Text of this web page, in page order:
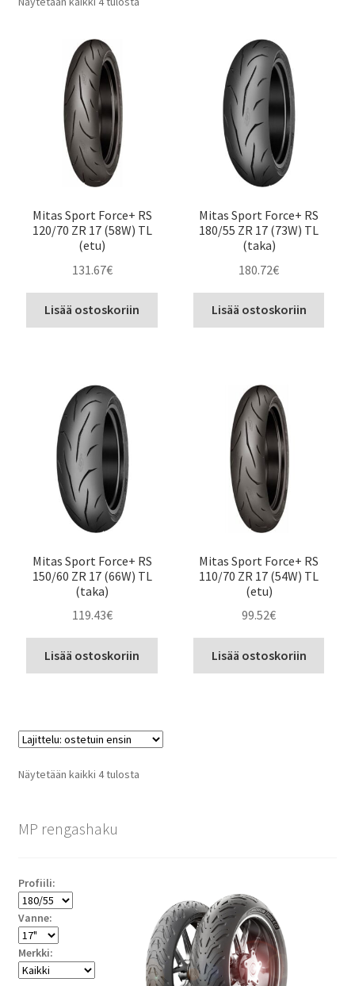
Mitas Sport Force+ RS
120/70 ZR 17 (58W) TL
(etu)
131.67€
Lisää ostoskoriin
Mitas Sport Force+ RS
180/55 ZR 17 (73W) TL
(taka)
180.72€
Lisää ostoskoriin
Mitas Sport Force+ RS
150/60 ZR 17 (66W) TL
(taka)
119.43€
Lisää ostoskoriin
Mitas Sport Force+ RS
110/70 ZR 17 (54W) TL
(etu)
99.52€
Lisää ostoskoriin
Näytetään kaikki 4 tulostaSuosituimmat
MP rengashaku
Profiili:
Vanne:
Merkki: